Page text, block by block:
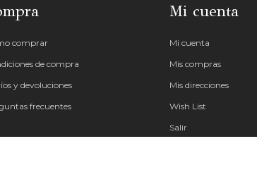
comprar
de compra
y devoluciones
frecuentes
Mi cuenta
Mi cuenta
Mis compras
Mis direcciones
Wish List
Salir